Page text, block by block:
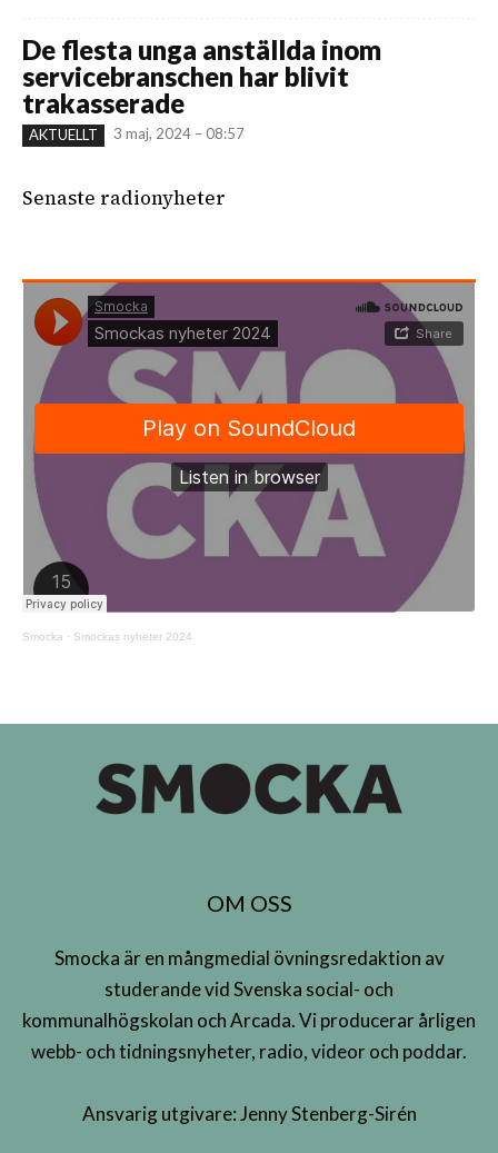
De flesta unga anställda inom
servicebranschen har blivit
trakasserade
AKTUELLT 3 maj, 2024 – 08:57
Senaste radionyheter
Smocka · Smockas nyheter 2024
OM OSS
Smocka är en mångmedial övningsredaktion av
studerande vid Svenska social- och
kommunalhögskolan och Arcada. Vi producerar årligen
webb- och tidningsnyheter, radio, videor och poddar.
Ansvarig utgivare: Jenny Stenberg-Sirén